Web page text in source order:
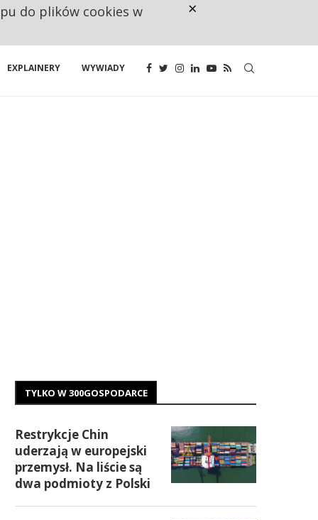
EXPLAINERY WYWIADY
TYLKO W 300GOSPODARCE
Restrykcje Chin
uderzają w europejski
przemysł. Na liście są
dwa podmioty z Polski
do plików cookies w ×